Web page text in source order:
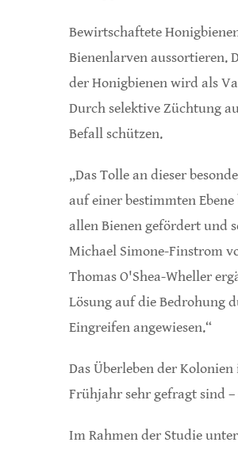
Bewirtschaftete
Bienenlarven aussortieren.
der Honigbienen wird als
Durch selektive Züchtung
Befall schützen.
„Das Tolle an dieser
auf einer bestimmten
allen Bienen gefördert und
Michael Simone-Finstrom
Thomas O'Shea-Wheller
Lösung auf die Bedrohung
Eingreifen angewiesen.“
Das Überleben der
Frühjahr sehr gefragt sind
Im Rahmen der Studie